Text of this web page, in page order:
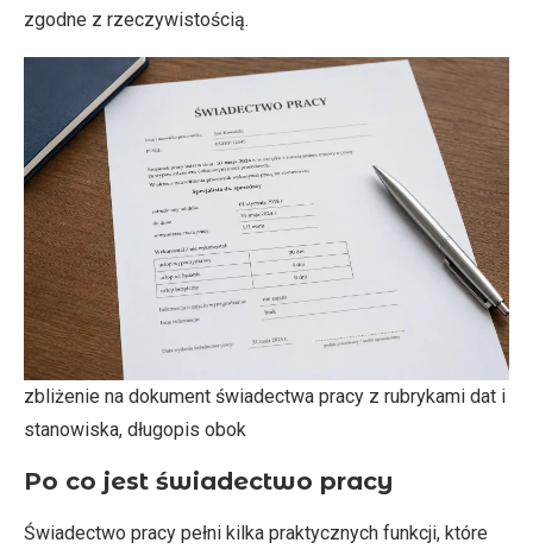
zgodne z rzeczywistością.
zbliżenie na dokument świadectwa pracy z rubrykami dat i
stanowiska, długopis obok
Po co jest świadectwo pracy
Świadectwo pracy pełni kilka praktycznych funkcji, które